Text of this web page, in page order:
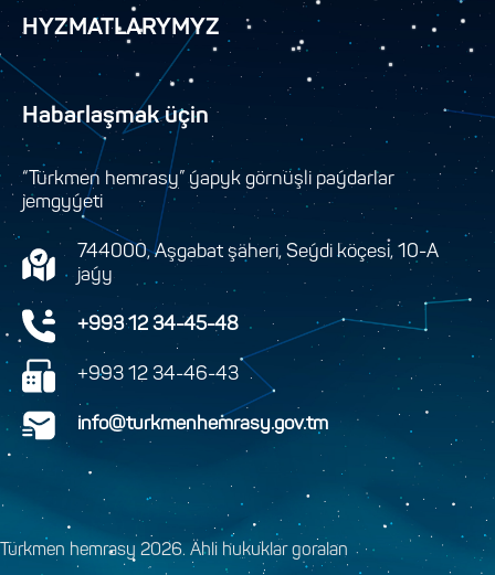
HYZMATLARYMYZ
Habarlaşmak üçin
“Türkmen hemrasy” ýapyk görnüşli paýdarlar
jemgyýeti
744000, Aşgabat şäheri, Seýdi köçesi, 10-A
jaýy
+993 12 34-45-48
+993 12 34-46-43
info@turkmenhemrasy.gov.tm
Türkmen hemrasy 2026. Ähli hukuklar goralan